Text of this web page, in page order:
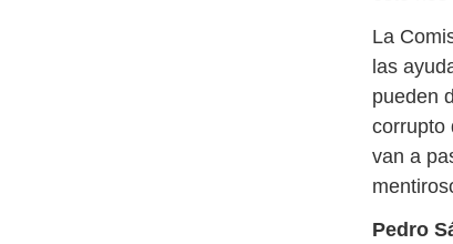
La
las
pueden
corrupto
van a
Pedro